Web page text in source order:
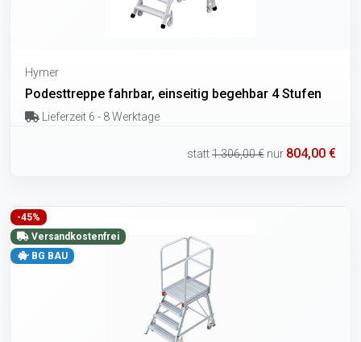
Hymer
Podesttreppe fahrbar, einseitig begehbar 4 Stufen
Lieferzeit 6 - 8 Werktage
statt1.306,00 € nur 804,00 €
-45%
Versandkostenfrei
BG BAU